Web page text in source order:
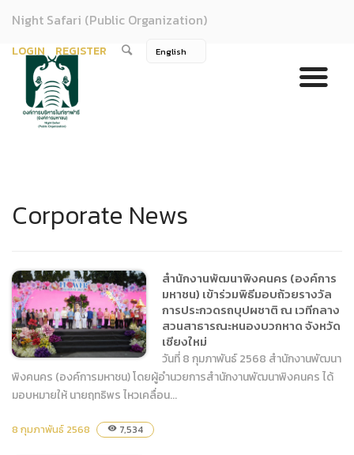
Night Safari (Public Organization)
LOGIN REGISTER
Corporate News
(องค์การมหาชน) เข้าร่วมพิธี
สำนักงานพัฒนาพิงคนคร (องค์การ
มหาชน) เข้าร่วมพิธีมอบถ้วยรางวัล
การประกวดรถบุปผชาติ ณ เวทีกลาง
สวนสาธารณะหนองบวกหาด จังหวัด
เชียงใหม่
วันที่ 8 กุมภาพันธ์ 2568 สำนักงานพัฒนา
พิงคนคร (องค์การมหาชน) โดยผู้อำนวยการสำนักงานพัฒนาพิงคนคร ได้
มอบหมายให้ นายฤทธิพร ไหวเคลื่อน...
8 กุมภาพันธ์ 2568 visibility 7,534